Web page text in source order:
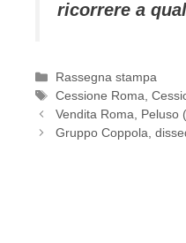
ricorrere a
Categorie
Rassegna stampa
Tag
Cessione Roma,
Vendita Roma, Peluso
Gruppo Coppola,